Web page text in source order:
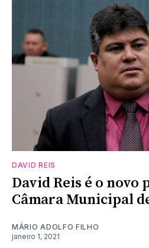
DAVID REIS
David Reis é o novo
Câmara Municipal
MÁRIO ADOLFO FILHO
janeiro 1, 2021